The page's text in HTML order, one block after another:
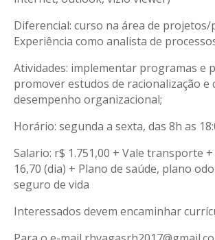
Diferencial: curso na área de projetos/
Experiência como analista de
Atividades: implementar programas e
promover estudos de racionalização e
desempenho organizacional;
Horário: segunda a sexta, das 8h as
Salario: r$ 1.751,00 + Vale transporte
16,70 (dia) + Plano de saúde, plano
seguro de vida
Interessados devem encaminhar